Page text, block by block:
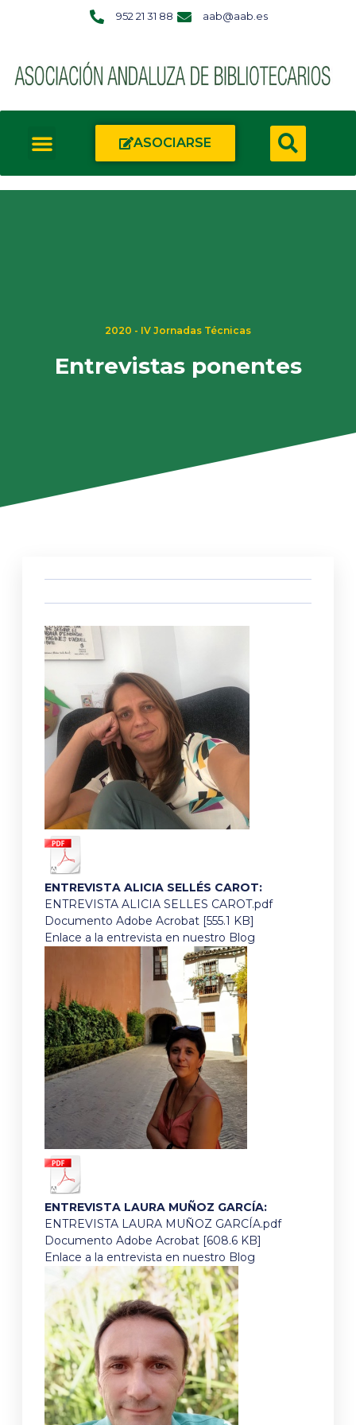
952 21 31 88 aab@aab.es
ASOCIARSE
2020 - IV Jornadas Técnicas
Entrevistas ponentes
ENTREVISTA ALICIA SELLÉS CAROT:
ENTREVISTA ALICIA SELLES CAROT.pdf
Documento Adobe Acrobat [555.1 KB]
Enlace a la entrevista en nuestro Blog
ENTREVISTA LAURA MUÑOZ GARCÍA:
ENTREVISTA LAURA MUÑOZ GARCÍA.pdf
Documento Adobe Acrobat [608.6 KB]
Enlace a la entrevista en nuestro Blog